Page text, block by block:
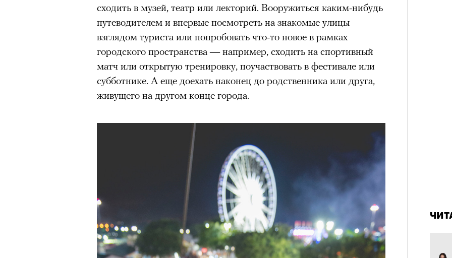
сходить в музей, театр или лекторий. Вооружиться каким-нибудь
путеводителем и впервые посмотреть на знакомые улицы
взглядом туриста или попробовать что-то новое в рамках
городского пространства — например, сходить на спортивный
матч или открытую тренировку, поучаствовать в фестивале или
субботнике. А еще доехать наконец до родственника или друга,
живущего на другом конце города.
видели кино про детей из эмигрантских семей (даже
российских), которые впадали в кому. В этом случае проблема со
здоровьем касается синдрома
отстраненности, или резигнации, —
редкого психогенного заболевания, при котором подросток под
воздействием тяжелейшего стресса полностью уходит в себя,
перестает двигаться, говорить, есть и реагировать на внешний
Алами), братом главной героини Шаи (Дуа Бутарбуш
М’Зауки), когда их родителям отказали в получении вида на
жительство в одной из благополучных европейских стран.
Безутешная Шая пытается пробудить Нура к жизни:
наглотавшись таблеток, проникает в его ужасные сны, в которых
их мать тонет при переправе в Европу.
При всей скромности художественной составляющей фильма его
адресованный европейцам добросердечный призыв («Только вы